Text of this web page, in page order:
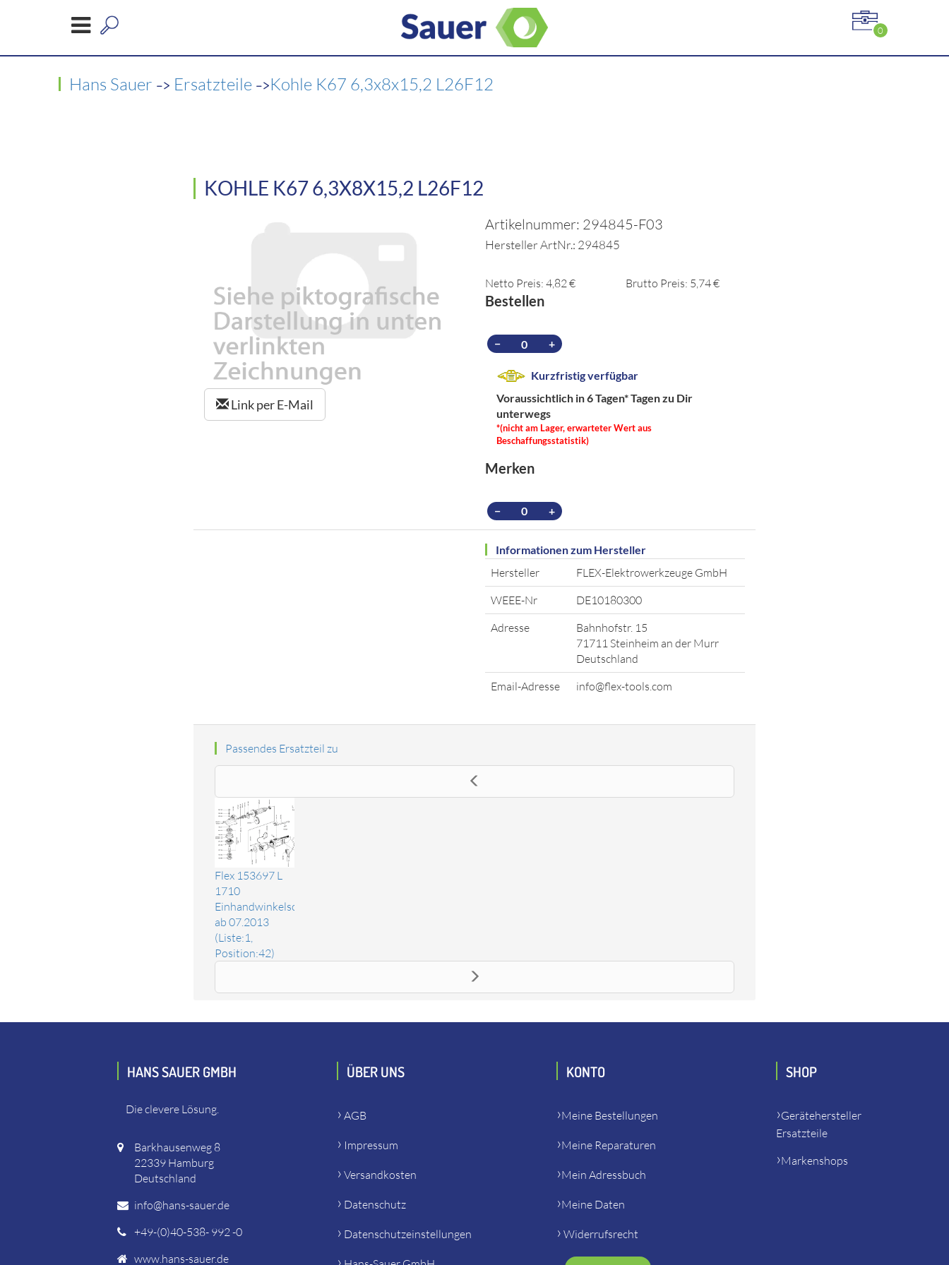
0
Hans Sauer -> Ersatzteile ->Kohle K67 6,3x8x15,2 L26F12
KOHLE K67 6,3X8X15,2 L26F12
Link per E-Mail
Artikelnummer: 294845-F03
Hersteller ArtNr.: 294845
Netto Preis: 4,82 € Brutto Preis: 5,74 €
Bestellen
− +
Kurzfristig verfügbar
Voraussichtlich in 6 Tagen*Tagen zu Dir
unterwegs
*(nicht am Lager, erwarteter Wert aus
Beschaffungsstatistik)
Merken
− +
Informationen zum Hersteller
Hersteller
FLEX-Elektrowerkzeuge GmbH
WEEE-Nr
DE10180300
Adresse
Bahnhofstr. 15
71711 Steinheim an der Murr
Deutschland
Email-Adresse
info@flex-tools.com
Passendes Ersatzteil zu
Flex 153697 L
1710
Einhandwinkelschleifer
ab 07.2013
(Liste:1,
Position:42)
Das Ersatzteil "Kohle K67 6,3x8x15,2 L26F12" online bestellen. Es passt unter anderem zu: Flex 153697 L 1710 Einhandwinkelschleifer ab 07.2013,
HANS SAUER GMBH
Die clevere Lösung.
Barkhausenweg 8
22339 Hamburg
Deutschland
info@hans-sauer.de
+49-(0)40-538- 992 -0
www.hans-sauer.de
ÜBER UNS
AGB
Impressum
Versandkosten
Datenschutz
Datenschutzeinstellungen
KONTO
Meine Bestellungen
Meine Reparaturen
Mein Adressbuch
Meine Daten
Widerrufsrecht
SHOP
Gerätehersteller
Ersatzteile
Markenshops